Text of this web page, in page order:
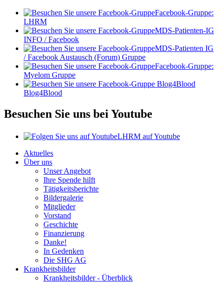
Facebook-Gruppe:
LHRM
MDS-Patienten-IG
INFO / Facebook
MDS-Patienten IG
/ Facebook Austausch (Forum) Gruppe
Facebook-Gruppe:
Myelom Gruppe
Blog4Blood
Besuchen Sie uns bei Youtube
LHRM auf Youtube
Aktuelles
Über uns
Unser Angebot
Ihre Spende hilft
Tätigkeitsberichte
Bildergalerie
Mitglieder
Vorstand
Geschichte
Finanzierung
Danke!
In Gedenken
Die SHG AG
Krankheitsbilder
Krankheitsbilder - Überblick